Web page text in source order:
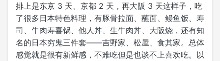
排上是东京 3 天、京都 2 天，再大阪 3 天这样子，吃
了很多日本特色料理，有豚骨拉面、蘸面、鳗鱼饭、寿
司、牛肉寿喜锅、他人丼、生牛肉丼、大阪烧，还有知
名的日本穷鬼三件套——吉野家、松屋、食其家。总体
感觉就是很有新鲜感，不难吃但是也谈不上喜欢吃。以